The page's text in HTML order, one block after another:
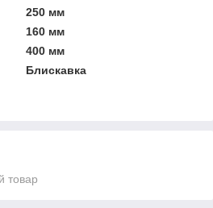
250 мм
160 мм
400 мм
Блискавка
товар